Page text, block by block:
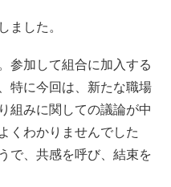
ました。
参加して組合に加入する
特に今回は、新たな職場
組みに関しての議論が中
くわかりませんでした
で、共感を呼び、結束を